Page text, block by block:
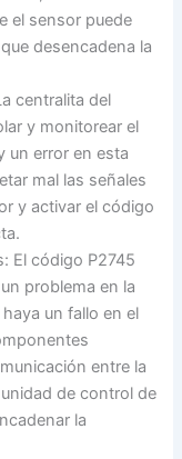
el sensor puede
desencadena la
centralita del
y monitorear el
un error en esta
mal las señales
y activar el código
El código P2745
problema en la
un fallo en el
entre la
de control de
la